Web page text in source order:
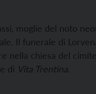
moglie del noto
Il funerale di
nella chiesa del
di Vita Trentina.